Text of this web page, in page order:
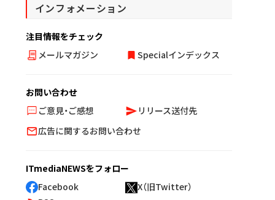
インフォメーション
注目情報をチェック
メールマガジン
Specialインデックス
お問い合わせ
ご意見・ご感想
リリース送付先
広告に関するお問い合わせ
ITmediaNEWSをフォロー
Facebook
X（旧Twitter）